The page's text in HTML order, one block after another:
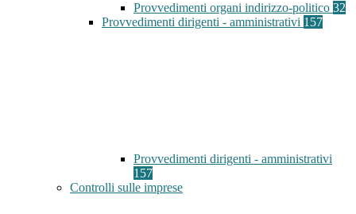
Provvedimenti organi indirizzo-politico 32
Provvedimenti dirigenti - amministrativi 157
Provvedimenti dirigenti - amministrativi
157
Controlli sulle imprese